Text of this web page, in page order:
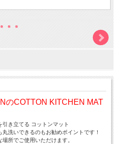
のCOTTON KITCHEN MAT
き立てる コットンマット
洗いできるのもお勧めポイントです！
所でご使用いただけます。